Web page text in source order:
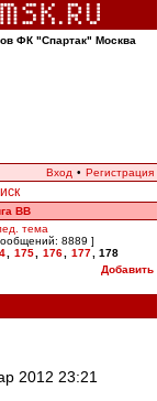
ФК "Спартак" Москва
Вход • Регистрация
ВВ
тема
8889 ]
175 176 177
178
Добавить
2012 23:21